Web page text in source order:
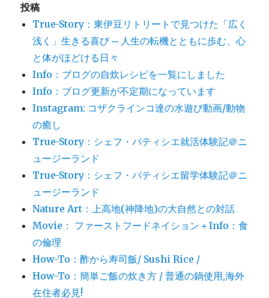
投稿
True-Story：東伊豆リトリートで見つけた「広く
浅く」生きる喜び ─ 人生の転機とともに歩む、心
と体がほどける日々
Info：ブログの自炊レシピを一覧にしました
Info：ブログ更新が不定期になっています
Instagram: コザクラインコ達の水遊び動画/動物
の癒し
True-Story：シェフ・パティシエ就活体験記＠ニ
ュージーランド
True-Story：シェフ・パティシエ留学体験記＠ニ
ュージーランド
Nature Art：上高地(神降地)の大自然との対話
Movie： ファーストフードネイション＋Info：食
の倫理
How-To：酢から寿司飯/ Sushi Rice /
How-To：簡単ご飯の炊き方 / 普通の鍋使用,海外
在住者必見!